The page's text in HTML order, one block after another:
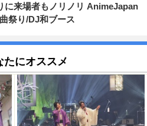
に来場者もノリノリ AnimeJapan
祭り/DJ和ブース
たにオススメ